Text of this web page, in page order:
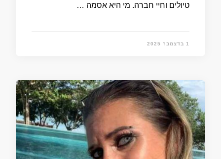
טיולים וחיי חברה.​ מי היא אסמה …
1 בדצמבר 2025